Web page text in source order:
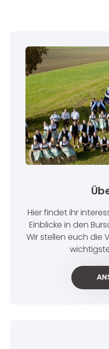
Hier findet ihr
Einblicke in den
Wir stellen euch die